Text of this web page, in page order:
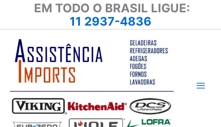
EM TODO O BRASIL LIGUE:
11 2937-4836